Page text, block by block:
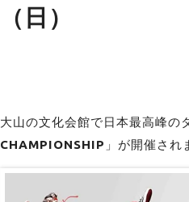
（日）
大山の文化会館で日本最高峰の
CHAMPIONSHIP 」が開催され